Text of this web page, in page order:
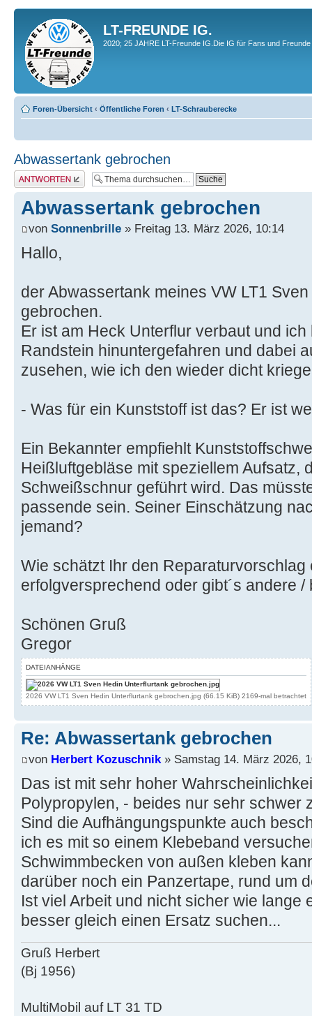
LT-FREUNDE IG.
2020; 25 JAHRE LT-Freunde IG.Die IG für Fans und
Foren-Übersicht ‹ Öffentliche Foren ‹ LT-Schrauberecke
Abwassertank gebrochen
Antwort erstellen
Abwassertank gebrochen
von Sonnenbrille » Freitag 13. März 2026, 10:14
Hallo,
der Abwassertank meines VW LT1
gebrochen.
Er ist am Heck Unterflur verbaut und
Randstein hinuntergefahren und dabei
zusehen, wie ich den wieder dicht
- Was für ein Kunststoff ist das? Er ist
Ein Bekannter empfiehlt
Heißluftgebläse mit speziellem Aufsatz,
Schweißschnur geführt wird. Das
passende sein. Seiner Einschätzung
jemand?
Wie schätzt Ihr den Reparaturvorschlag
erfolgversprechend oder gibt´s andere
Schönen Gruß
Gregor
DATEIANHÄNGE
2026 VW LT1 Sven Hedin Unterflurtank gebrochen.jpg (66.15 KiB) 2169-mal betrachtet
Re: Abwassertank gebrochen
von Herbert Kozuschnik » Samstag 14. März 2026,
Das ist mit sehr hoher
Polypropylen, - beides nur sehr schwer
Sind die Aufhängungspunkte auch
ich es mit so einem Klebeband
Schwimmbecken von außen kleben
darüber noch ein Panzertape, rund um
Ist viel Arbeit und nicht sicher wie lange
besser gleich einen Ersatz suchen...
Gruß Herbert
(Bj 1956)
MultiMobil auf LT 31 TD